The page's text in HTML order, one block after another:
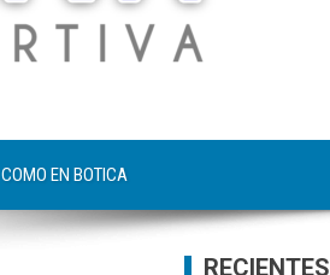
COMO EN BOTICA
RECIENTES